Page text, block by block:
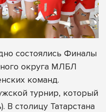
состоялись Финалы
округа МЛБЛ
команд.
турнир, который
В столицу Татарстана